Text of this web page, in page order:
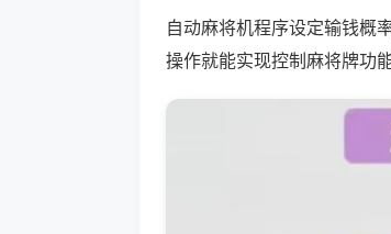
自动麻将机程序设定输钱概
操作就能实现控制麻将牌功